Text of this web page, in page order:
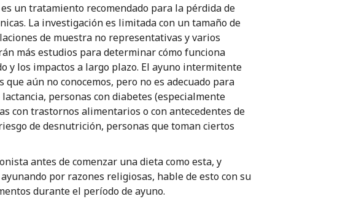
un tratamiento recomendado para la pérdida de
La investigación es limitada con un tamaño de
de muestra no representativas y varios
más estudios para determinar cómo funciona
y los impactos a largo plazo. El ayuno intermitente
aún no conocemos, pero no es adecuado para
personas con diabetes (especialmente
con trastornos alimentarios o con antecedentes de
de desnutrición, personas que toman ciertos
antes de comenzar una dieta como esta, y
por razones religiosas, hable de esto con su
durante el período de ayuno.